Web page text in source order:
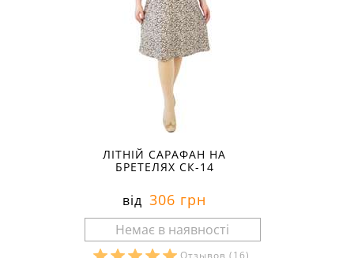
ЛІТНІЙ САРАФАН НА
БРЕТЕЛЯХ СК-14
від 306 грн
Отзывов (16)